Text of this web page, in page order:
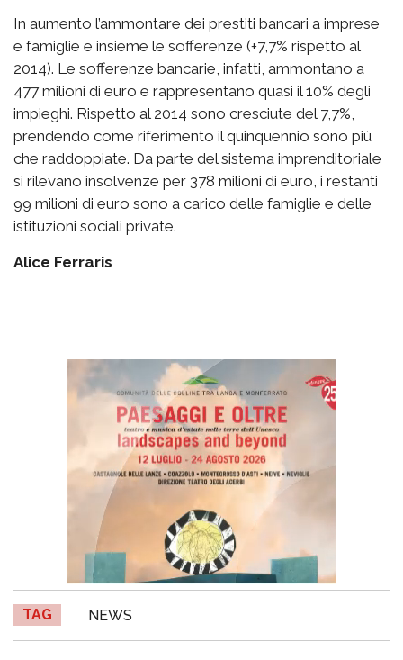
In aumento l’ammontare dei prestiti bancari a imprese
e famiglie e insieme le sofferenze (+7,7% rispetto al
2014). Le sofferenze bancarie, infatti, ammontano a
477 milioni di euro e rappresentano quasi il 10% degli
impieghi. Rispetto al 2014 sono cresciute del 7,7%,
prendendo come riferimento il quinquennio sono più
che raddoppiate. Da parte del sistema imprenditoriale
si rilevano insolvenze per 378 milioni di euro, i restanti
99 milioni di euro sono a carico delle famiglie e delle
istituzioni sociali private.
Alice Ferraris
TAG NEWS